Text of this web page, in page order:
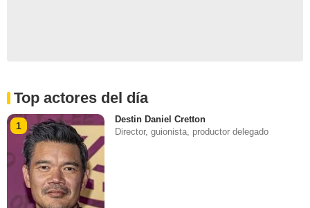
Top actores del día
1
Destin Daniel Cretton
Director, guionista, productor delegado